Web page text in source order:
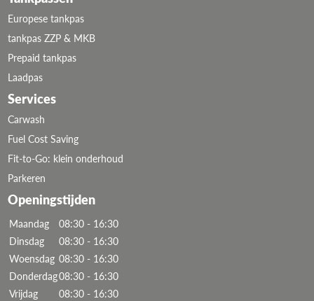
Europese tankpas
tankpas ZZP & MKB
Prepaid tankpas
Laadpas
Services
Carwash
Fuel Cost Saving
Fit-to-Go: klein onderhoud
Parkeren
Openingstijden
Maandag
08:30 - 16:30
Dinsdag
08:30 - 16:30
Woensdag 08:30 - 16:30
Donderdag08:30 - 16:30
Vrijdag
08:30 - 16:30